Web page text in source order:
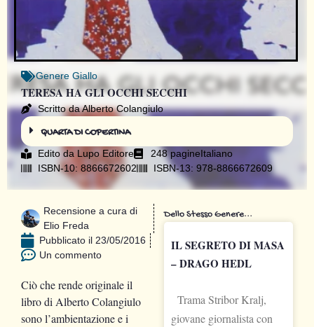
Genere Giallo
TERESA HA GLI OCCHI SECCHI
Scritto da Alberto Colangiulo
QUARTA DI COPERTINA
Edito da Lupo Editore 248 pagineItaliano
ISBN-10: 8866672602
ISBN-13: 978-8866672609
Recensione a cura di
Elio Freda
Pubblicato il 23/05/2016
Un commento
Ciò che rende originale il
libro di Alberto Colangiulo
sono l’ambientazione e i
Dello Stesso Genere...
IL SEGRETO DI MASA
– DRAGO HEDL
Trama Stribor Kralj,
giovane giornalista con